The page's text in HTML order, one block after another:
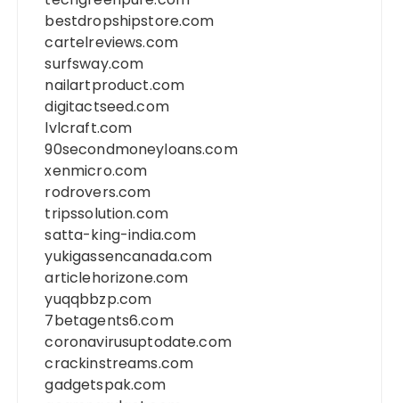
bestdropshipstore.com
cartelreviews.com
surfsway.com
nailartproduct.com
digitactseed.com
lvlcraft.com
90secondmoneyloans.com
xenmicro.com
rodrovers.com
tripssolution.com
satta-king-india.com
yukigassencanada.com
articlehorizone.com
yuqqbbzp.com
7betagents6.com
coronavirusuptodate.com
crackinstreams.com
gadgetspak.com